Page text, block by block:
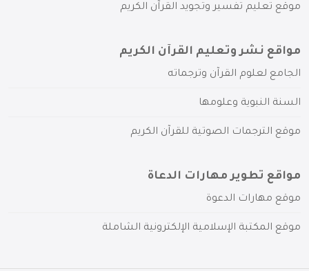
موقع تعليم تفسير وتجويد القرآن الكريم
مواقع نشر وتعليم القرآن الكريم
الجامع لعلوم القرآن وترجماته
السنة النبوية وعلومها
موقع الترجمات الصوتية للقرآن الكريم
مواقع تطوير مهارات الدعاة
موقع مهارات الدعوة
موقع المكتبة الإسلامية الإلكترونية الشاملة